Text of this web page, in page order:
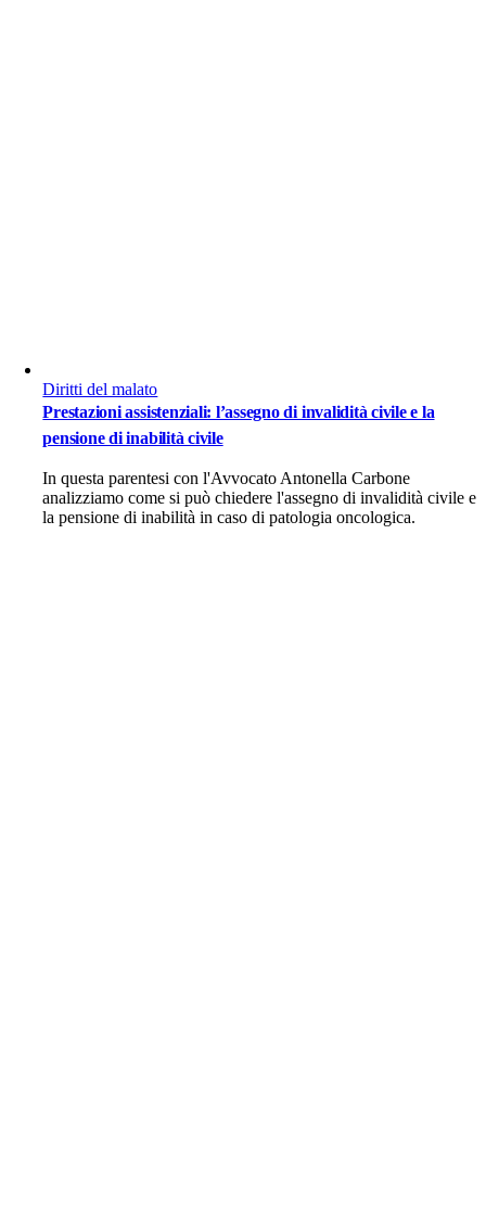
Diritti del malato
Prestazioni assistenziali: l’assegno di invalidità civile e la
pensione di inabilità civile
In questa parentesi con l'Avvocato Antonella Carbone
analizziamo come si può chiedere l'assegno di invalidità civile e
la pensione di inabilità in caso di patologia oncologica.